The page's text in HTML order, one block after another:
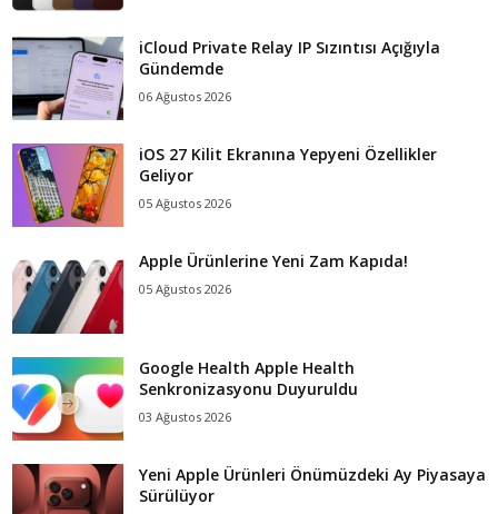
iCloud Private Relay IP Sızıntısı Açığıyla
Gündemde
06 Ağustos 2026
iOS 27 Kilit Ekranına Yepyeni Özellikler
Geliyor
05 Ağustos 2026
Apple Ürünlerine Yeni Zam Kapıda!
05 Ağustos 2026
Google Health Apple Health
Senkronizasyonu Duyuruldu
03 Ağustos 2026
Yeni Apple Ürünleri Önümüzdeki Ay Piyasaya
Sürülüyor